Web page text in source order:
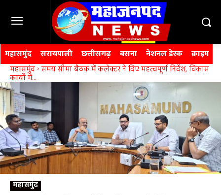
महासमुंद सरायपाली छत्तीसगढ़ बसना नेशनल डेस्क क्राइम
महासमुंद समय सीमा बैठक में कलेक्टर ने दिए महत्वपूर्ण निर्देश, विकास
कार्यों में...
महासमुंद